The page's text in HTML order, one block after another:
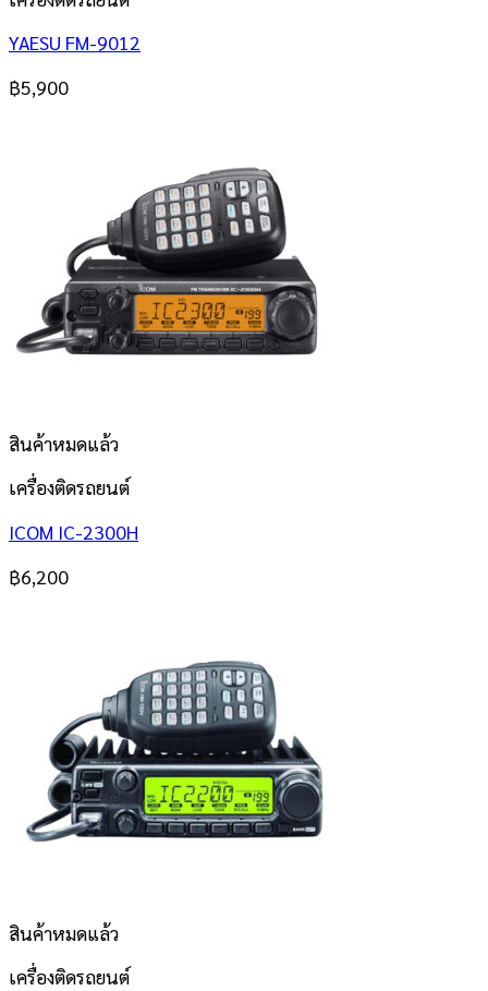
YAESU FM-9012
฿5,900
สินค้าหมดแล้ว
เครื่องติดรถยนต์
ICOM IC-2300H
฿6,200
สินค้าหมดแล้ว
เครื่องติดรถยนต์